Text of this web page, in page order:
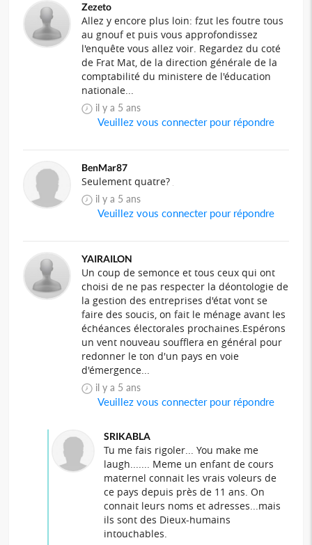
Zezeto
Allez y encore plus loin: fzut les foutre tous
au gnouf et puis vous approfondissez
l'enquête vous allez voir. Regardez du coté
de Frat Mat, de la direction générale de la
comptabilité du ministere de l'éducation
nationale...
il y a 5 ans
Veuillez vous connecter pour répondre
BenMar87
Seulement quatre?
il y a 5 ans
Veuillez vous connecter pour répondre
YAIRAILON
Un coup de semonce et tous ceux qui ont
choisi de ne pas respecter la déontologie de
la gestion des entreprises d'état vont se
faire des soucis, on fait le ménage avant les
échéances électorales prochaines.Espérons
un vent nouveau soufflera en général pour
redonner le ton d'un pays en voie
d'émergence...
il y a 5 ans
Veuillez vous connecter pour répondre
SRIKABLA
Tu me fais rigoler... You make me
laugh....... Meme un enfant de cours
maternel connait les vrais voleurs de
ce pays depuis près de 11 ans. On
connait leurs noms et adresses...mais
ils sont des Dieux-humains
intouchables.